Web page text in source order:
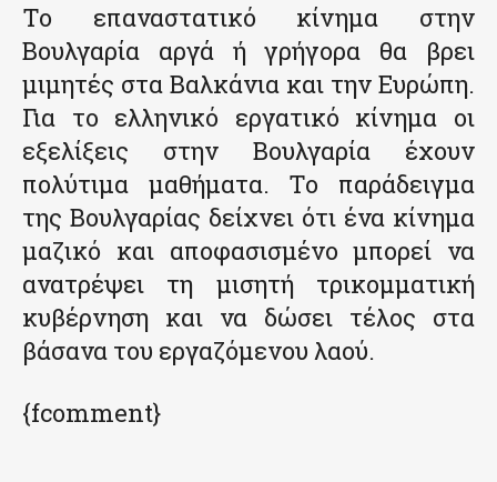
Το επαναστατικό κίνημα στην
Βουλγαρία αργά ή γρήγορα θα βρει
μιμητές στα Βαλκάνια και την Ευρώπη.
Για το ελληνικό εργατικό κίνημα οι
εξελίξεις στην Βουλγαρία έχουν
πολύτιμα μαθήματα. Το παράδειγμα
της Βουλγαρίας δείχνει ότι ένα κίνημα
μαζικό και αποφασισμένο μπορεί να
ανατρέψει τη μισητή τρικομματική
κυβέρνηση και να δώσει τέλος στα
βάσανα του εργαζόμενου λαού.
{fcomment}